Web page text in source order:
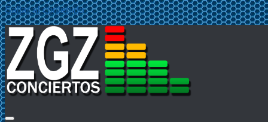
Saltar al contenido